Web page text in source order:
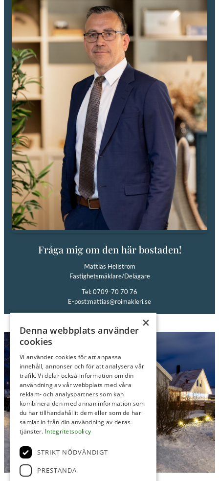
Fråga mig om den här bostaden!
Mattias Hellström
Fastighetsmäklare/Delägare
Tel: 0709-70 70 76
E-post:mattias@roimakleri.se
och grusade gångar.
Bredband via fiber finns installerat!
I närområdet finns stora fina grönområden, fotbollsplaner, lekparker
skola och förskolor. Ni har både Årsta C och ständigt växande Gränby
C inom behagligt gång-/cykelavstånd. Utsökt pendlarläge med närhet
till E4:ans påfart samt goda bussförbindelser och gång-/cykelvägar tar
er ner till resecentrum och citykärnan.
Det här är verkligen en bostad att trivas i!
Varmt välkomna på visning!
×
Denna webbplats använder
cookies
Vi använder cookies för att anpassa
innehåll, annonser och för att analysera vår
trafik. Vi delar också information om din
användning av vår webbplats med våra
reklam- och analyspartners som kan
kombinera den med annan information som
du har tillhandahållit dem eller som de har
samlat in från din användning av deras
tjänster. Integritetspolicy
STRIKT NÖDVÄNDIGT
PRESTANDA